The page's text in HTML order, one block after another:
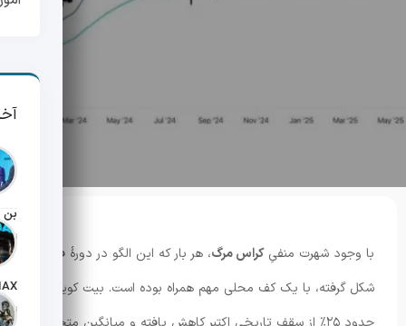
تاریخ
تاریخ
با وجود شهرت منفیِکراس مرگ، هر بار که این الگو در دورهٔ فعلی
شکل گرفته، با یک کف محلی مهم همراه بوده است. بیت کوین